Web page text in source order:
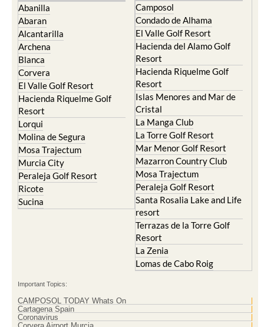
Abanilla
Abaran
Alcantarilla
Archena
Blanca
Corvera
El Valle Golf Resort
Hacienda Riquelme Golf
Resort
Lorqui
Molina de Segura
Mosa Trajectum
Murcia City
Peraleja Golf Resort
Ricote
Sucina
Camposol
Condado de Alhama
El Valle Golf Resort
Hacienda del Alamo Golf
Resort
Hacienda Riquelme Golf
Resort
Islas Menores and Mar de
Cristal
La Manga Club
La Torre Golf Resort
Mar Menor Golf Resort
Mazarron Country Club
Mosa Trajectum
Peraleja Golf Resort
Santa Rosalia Lake and Life
resort
Terrazas de la Torre Golf
Resort
La Zenia
Lomas de Cabo Roig
Important Topics:
CAMPOSOL TODAY Whats On
Cartagena Spain
Coronavirus